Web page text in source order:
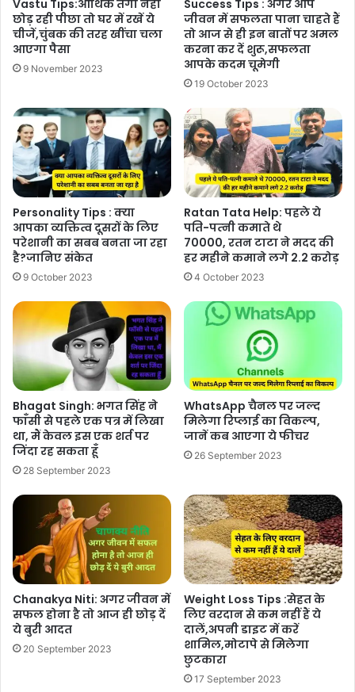
Vastu Tips:आर्थिक तंगी नहीं
छोड़ रही पीछा तो घर में रखें ये
चीजें,चुंबक की तरह खींचा चला
आएगा पैसा
9 November 2023
Success Tips : अगर आप
जीवन में सफलता पाना चाहते हैं
तो आज से ही इन बातों पर अमल
करना कर दें शुरू,सफलता
आपके कदम चूमेगी
19 October 2023
Personality Tips : क्या
आपका व्यक्तित्व दूसरों के लिए
परेशानी का सबब बनता जा रहा
है?जानिए संकेत
9 October 2023
Ratan Tata Help: पहले ये
पत‍ि-पत्‍नी कमाते थे
70000, रतन टाटा ने मदद की
हर महीने कमाने लगे 2.2 करोड़
4 October 2023
Bhagat Singh: भगत सिंह ने
फाँसी से पहले एक पत्र में लिखा
था, मैं केवल इस एक शर्त पर
जिंदा रह सकता हूँ
28 September 2023
WhatsApp चैनल पर जल्द
मिलेगा रिप्लाई का विकल्प,
जानें कब आएगा ये फीचर
26 September 2023
Chanakya Niti: अगर जीवन में
सफल होना है तो आज ही छोड़ दें
ये बुरी आदत
20 September 2023
Weight Loss Tips :सेहत के
लिए वरदान से कम नहीं हैं ये
दालें,अपनी डाइट में करें
शामिल,मोटापे से मिलेगा
छुटकारा
17 September 2023